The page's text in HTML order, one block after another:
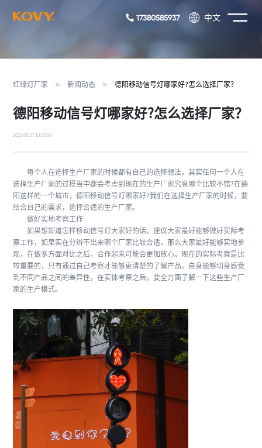
17380585937 中文
红绿灯厂家 > 新闻动态 > 德阳移动信号灯哪家好?怎么选择厂家？
德阳移动信号灯哪家好?怎么选择厂家？
2021.05.27 10:05:50
每个人在选择生产厂家的时候都有自己的选择想法，其实任何一个人在
选择生产厂家的过程当中都会考虑到现在的生产厂家究竟哪个比较不错?在德
阳这样的一个城市，德阳移动信号灯哪家好?我们在选择生产厂家的时候，要
结合自己的需求，选择合适的生产厂家。
做好实地考察工作
如果想知道怎样移动信号灯大家好的话，建议大家最好能够做好实际考
察工作，如果实在分辨不出来哪个厂家比较合适，那么大家最好能够实地参
观，在做多方面对比之后，合作起来可能会更加放心。现在的实际考察是比
较重要的，只有通过自己考察才能够更清楚的了解产品，自身能够切身感受
到不同产品之间的差异性，在实体考察之后，要全方面了解一下这些生产厂
家的生产模式。